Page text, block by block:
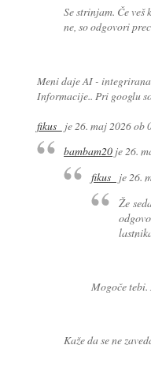
Se strinjam. Če
ne, so odgovori
Meni daje AI -
Informacije.. Pri googlu
fikus_ je 26. maj 2026 ob
bambam20 je26.
fikus_ je26.
Že
Mogoče tebi.
Kaže da se ne